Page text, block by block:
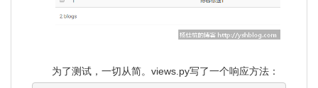
为了测试，一切从简。views.py写了一个响应方法：